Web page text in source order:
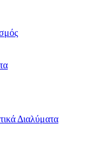
Διαλύματα